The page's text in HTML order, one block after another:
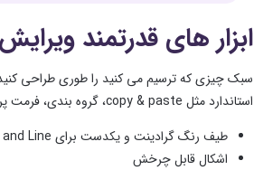
ابزار های قدرتمند
سبک چیزی که ترسیم می کنید را طوری طراحی
استاندارد مثل copy & paste، گروه بندی، فرمت پر کردن و خط دار کردن (Fill and Line) گرفته تا گزینه های پیشرفته مثل چرخاندن شکل، تراز و غیره پشتیبانی می کند.
طیف رنگ گرادینت و یکدست برای Fill and Line
اشکال قابل چرخش